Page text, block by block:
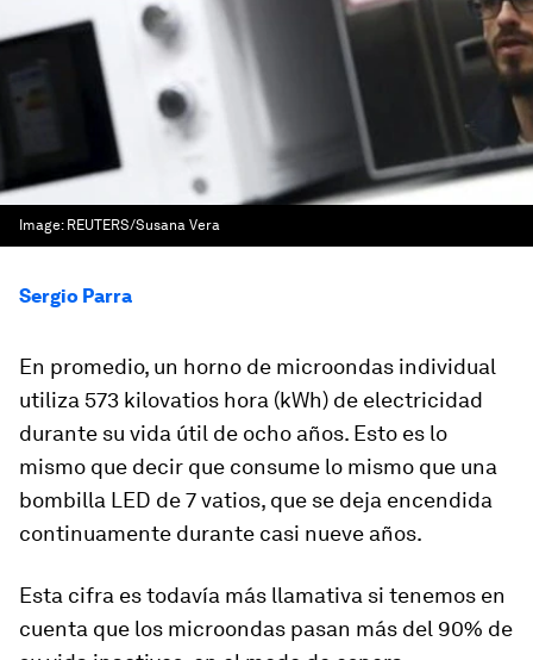
Image: REUTERS/Susana Vera
Sergio Parra
En promedio, un horno de microondas individual
utiliza 573 kilovatios hora (kWh) de electricidad
durante su vida útil de ocho años. Esto es lo
mismo que decir que consume lo mismo que una
bombilla LED de 7 vatios, que se deja encendida
continuamente durante casi nueve años.
Esta cifra es todavía más llamativa si tenemos en
cuenta que los microondas pasan más del 90% de